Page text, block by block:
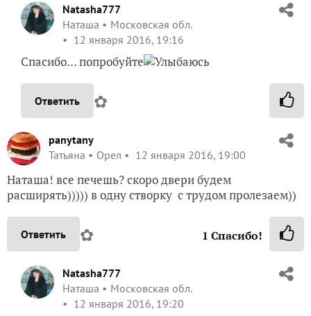
Natasha777
Наташа
Московская обл.
12 января 2016, 19:16
Спасибо… попробуйте
Ответить ✿
panytany
Татьяна
Орел 12 января 2016, 19:00
Наташа! все печешь? скоро двери будем
расширять))))) в одну створку с трудом пролезаем))
Ответить ✿ 1 Спасибо!
Natasha777
Наташа
Московская обл.
12 января 2016, 19:20